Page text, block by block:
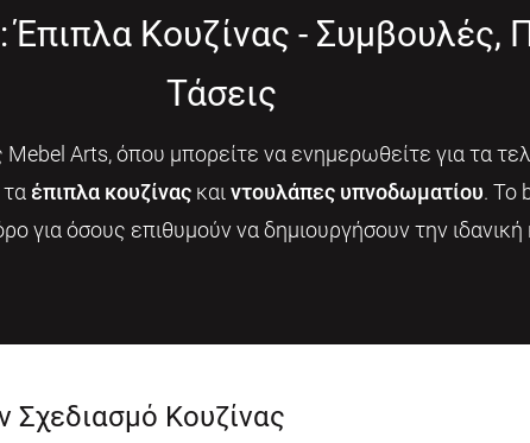
Κουζίνας - Συμβουλές,
Τάσεις
Mebel Arts, όπου μπορείτε να ενημερωθείτε για τα
έπιπλα κουζίναςκαι ντουλάπες υπνοδωματίου. Το
για όσους επιθυμούν να δημιουργήσουν την ιδανική
Σχεδιασμό Κουζίνας